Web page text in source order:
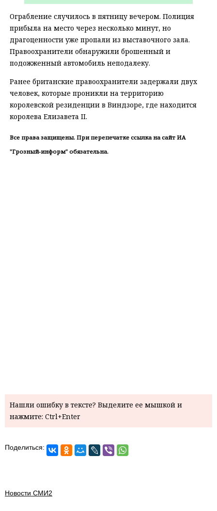
Ограбление случилось в пятницу вечером. Полиция
прибыла на место через несколько минут, но
драгоценности уже пропали из выставочного зала.
Правоохранители обнаружили брошенный и
подожженный автомобиль неподалеку.
Ранее британские правоохранители задержали двух
человек, которые проникли на территорию
королевской резиденции в Виндзоре, где находится
королева Елизавета II.
Все права защищены. При перепечатке ссылка на сайт ИА
"Грозный-информ" обязательна.
Нашли ошибку в тексте? Выделите ее мышкой и
нажмите: Ctrl+Enter
Поделиться:
Новости СМИ2